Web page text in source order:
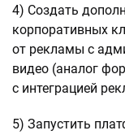
4) Создать
корпоративных
от рекламы с
видео (аналог
с интеграцией
5) Запустить